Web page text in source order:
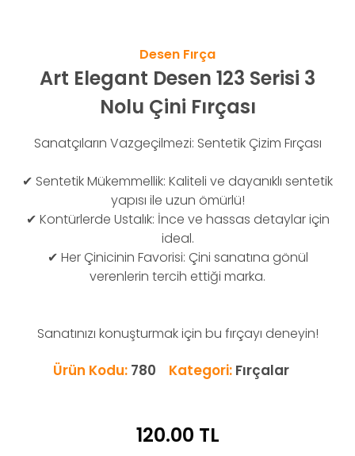
Desen Fırça
Art Elegant Desen 123 Serisi 3
Nolu Çini Fırçası
Sanatçıların Vazgeçilmezi: Sentetik Çizim Fırçası
✔ Sentetik Mükemmellik: Kaliteli ve dayanıklı sentetik
yapısı ile uzun ömürlü!
✔ Kontürlerde Ustalık: İnce ve hassas detaylar için
ideal.
✔ Her Çinicinin Favorisi: Çini sanatına gönül
verenlerin tercih ettiği marka.
Sanatınızı konuşturmak için bu fırçayı deneyin!
Ürün Kodu: 780 Kategori: Fırçalar
120.00 TL